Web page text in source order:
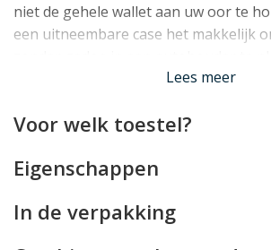
niet de gehele wallet aan uw oor te
een uitneembare case het makkelijk
Door een slim ontwerp aan de
waaronder één met een transparant
Doordat de pashouder
Lees meer
Voor welk toestel?
Eigenschappen
In de verpakking